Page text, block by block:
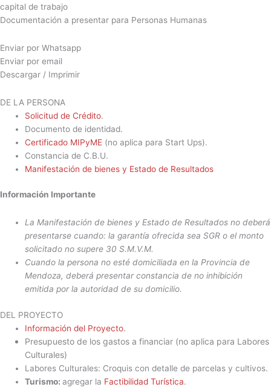
Ir
al
capital de trabajo
Documentación a presentar para Personas Humanas​
Enviar por Whatsapp
Enviar por email
Descargar / Imprimir
DE LA PERSONA
Solicitud de Crédito.
Documento de identidad.
Certificado MIPyME (no aplica para Start Ups).
Constancia de C.B.U.
Manifestación de bienes y Estado de Resultados
Información Importante
La Manifestación de bienes y Estado de Resultados no deberá
presentarse cuando: la garantía ofrecida sea SGR o el monto
solicitado no supere 30 S.M.V.M.
Cuando la persona no esté domiciliada en la Provincia de
Mendoza, deberá presentar constancia de no inhibición
emitida por la autoridad de su domicilio.
DEL PROYECTO
Información del Proyecto.
Presupuesto de los gastos a financiar (no aplica para Labores
Culturales)
Labores Culturales: Croquis con detalle de parcelas y cultivos.
Turismo:agregar la Factibilidad Turística.